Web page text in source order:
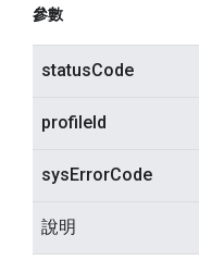
參數
statusCode
profileId
sysErrorCode
說明